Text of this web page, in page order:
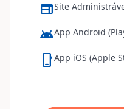
webSite
androidApp Android
phone_iphone App iOS (Apple